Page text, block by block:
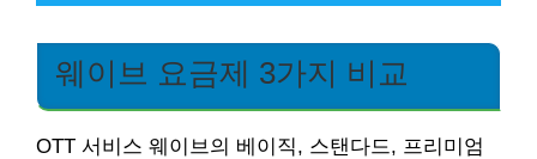
웨이브 요금제 3가지 비교
OTT 서비스 웨이브의 베이직, 스탠다드, 프리미엄